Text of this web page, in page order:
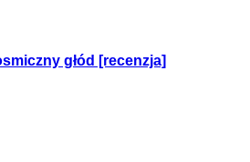
głód [recenzja]